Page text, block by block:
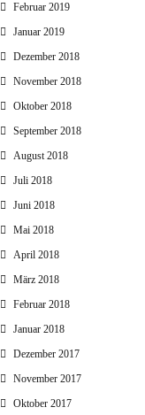
Februar 2019
Januar 2019
Dezember 2018
November 2018
Oktober 2018
September 2018
August 2018
Juli 2018
Juni 2018
Mai 2018
April 2018
März 2018
Februar 2018
Januar 2018
Dezember 2017
November 2017
Oktober 2017